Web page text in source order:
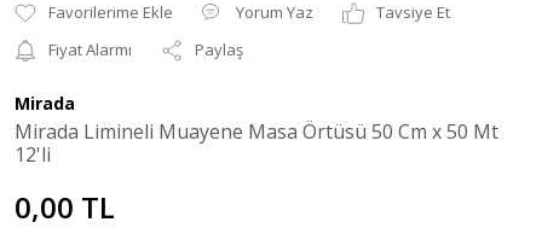
Yorum Yaz
Tavsiye Et
Fiyat Alarmı
Paylaş
Mirada
Mirada Limineli Muayene Masa Örtüsü 50 Cm x 50 Mt
12'li
0,00 TL